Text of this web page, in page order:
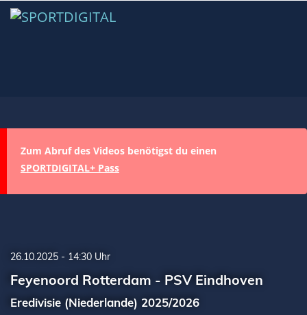
Zum Abruf des Videos benötigst du einen
SPORTDIGITAL+ Pass
26.10.2025 - 14:30 Uhr
Feyenoord Rotterdam - PSV Eindhoven
Eredivisie (Niederlande) 2025/2026